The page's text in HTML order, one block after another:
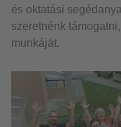
és oktatási
szeretnénk
munkáját.